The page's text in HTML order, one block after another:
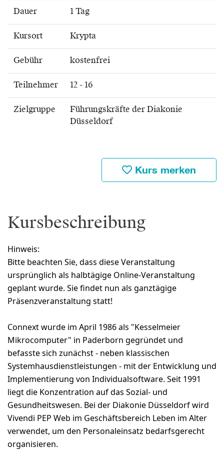
Dauer 1 Tag
Kursort Krypta
Gebühr kostenfrei
Teilnehmer 12 - 16
Zielgruppe
Führungskräfte der Diakonie
Düsseldorf
Kurs merken
Kursbeschreibung
Hinweis:
Bitte beachten Sie, dass diese Veranstaltung
ursprünglich als halbtägige Online-Veranstaltung
geplant wurde. Sie findet nun als ganztägige
Präsenzveranstaltung statt!
Connext wurde im April 1986 als "Kesselmeier
Mikrocomputer" in Paderborn gegründet und
befasste sich zunächst - neben klassischen
Systemhausdienstleistungen - mit der Entwicklung und
Implementierung von Individualsoftware. Seit 1991
liegt die Konzentration auf das Sozial- und
Gesundheitswesen. Bei der Diakonie Düsseldorf wird
Vivendi PEP Web im Geschäftsbereich Leben im Alter
verwendet, um den Personaleinsatz bedarfsgerecht
organisieren.